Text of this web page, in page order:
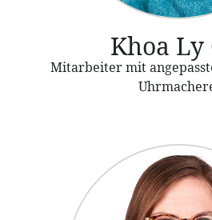
Khoa Ly
Mitarbeiter mit